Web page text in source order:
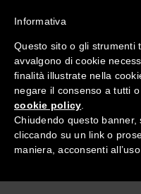
Tutte le categorie
Informativa
Questo sito o gli strumenti
avvalgono di cookie
finalità illustrate nella
negare il consenso a tutti
cookie policy
Chiudendo questo banner,
cliccando su un link o
maniera, acconsenti